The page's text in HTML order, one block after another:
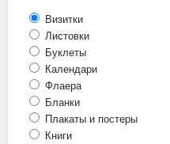
Визитки
Листовки
Буклеты
Календари
Флаера
Бланки
Плакаты и постеры
Книги